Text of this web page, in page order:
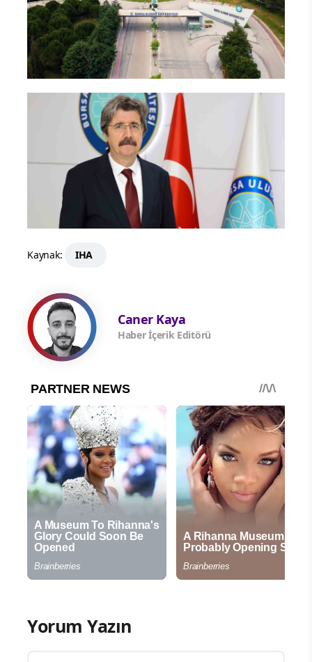
Kaynak: IHA
Caner Kaya
Haber İçerik Editörü
Yorum Yazın